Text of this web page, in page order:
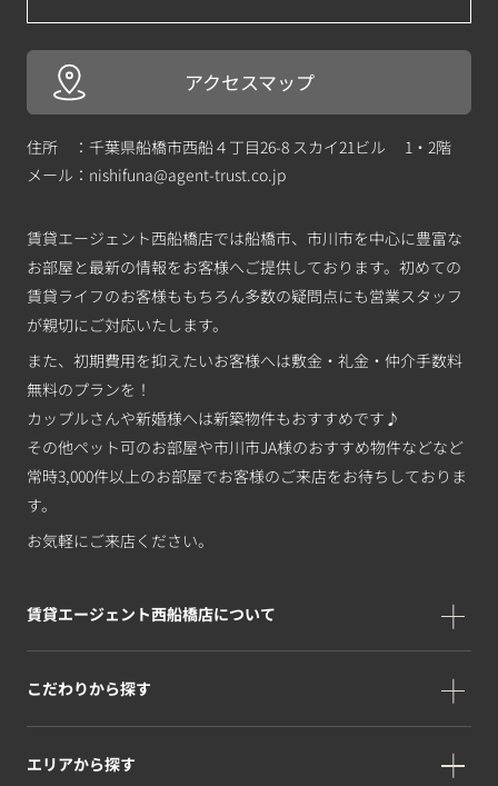
アクセスマップ
住所 ：千葉県船橋市西船４丁目26-8 スカイ21ビル 1・2階
メール： nishifuna@agent-trust.co.jp
賃貸エージェント西船橋店では船橋市、市川市を中心に豊富な
お部屋と最新の情報をお客様へご提供しております。初めての
賃貸ライフのお客様ももちろん多数の疑問点にも営業スタッフ
が親切にご対応いたします。
また、初期費用を抑えたいお客様へは敷金・礼金・仲介手数料
無料のプランを！
カップルさんや新婚様へは新築物件もおすすめです♪
その他ペット可のお部屋や市川市JA様のおすすめ物件などなど
常時3,000件以上のお部屋でお客様のご来店をお待ちしておりま
す。
お気軽にご来店ください。
賃貸エージェント西船橋店について
こだわりから探す
エリアから探す